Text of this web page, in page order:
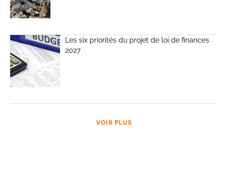
Les six priorités du projet de loi de finances
2027
VOIR PLUS